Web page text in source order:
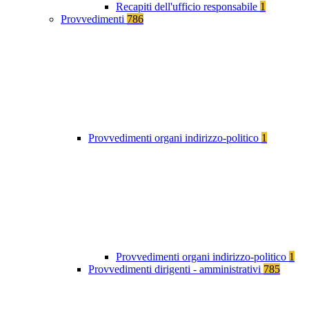
Recapiti dell'ufficio responsabile 1
Provvedimenti 786
Provvedimenti organi indirizzo-politico 1
Provvedimenti organi indirizzo-politico 1
Provvedimenti dirigenti - amministrativi 785